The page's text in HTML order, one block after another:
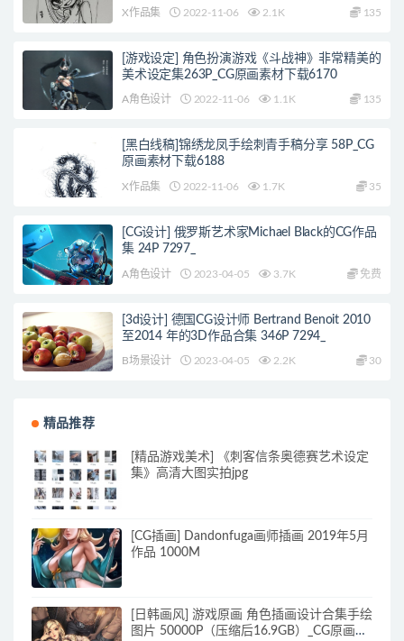
X作品集 2022-11-06 2.1K 135
[游戏设定] 角色扮演游戏《斗战神》非常精美的
美术设定集263P_CG原画素材下载6170
A角色设计 2022-11-06 1.1K 135
[黑白线稿]锦绣龙凤手绘刺青手稿分享 58P_CG
原画素材下载6188
X作品集 2022-11-06 1.7K 35
[CG设计] 俄罗斯艺术家Michael Black的CG作品
集 24P 7297_
A角色设计 2023-04-05 3.7K 免费
[3d设计] 德国CG设计师 Bertrand Benoit 2010
至2014 年的3D作品合集 346P 7294_
B场景设计 2023-04-05 2.2K 30
精品推荐
[精品游戏美术] 《刺客信条奥德赛艺术设定
集》高清大图实拍jpg
[CG插画] Dandonfuga画师插画 2019年5月
作品 1000M
[日韩画风] 游戏原画 角色插画设计合集手绘
图片 50000P（压缩后16.9GB）_CG原画资